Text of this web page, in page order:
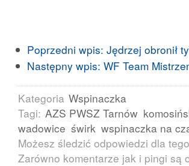
Poprzedni wpis: Jędrzej obronił
Następny wpis: WF Team
Kategoria Wspinaczka
Tagi: AZS PWSZ Tarnów
wadowice świrk wspinaczka na
Możesz śledzić odpowiedzi dla
Zarówno komentarze jak i pingi są